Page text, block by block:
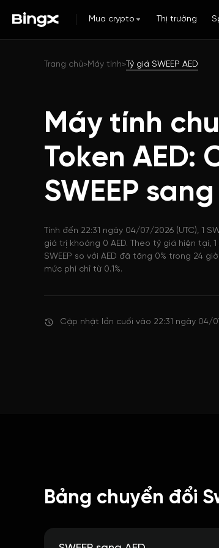
Mua crypto Thị trường
Trang chủ>Máy tính> Tỷ giá SWEEP AED
Máy tính
Token AED:
SWEEP
Tính đến 22:31 ngày 04/07/2026 (UTC), 1
giá trị khoảng 0 AED. Theo tỷ giá hiện tại,
SWEEP so với AED đã tăng 0% trong 24
mức phí chỉ từ 0.1%.
Cập nhật lần cuối vào 22:31 ngày 04/
Bảng chuyển đổi